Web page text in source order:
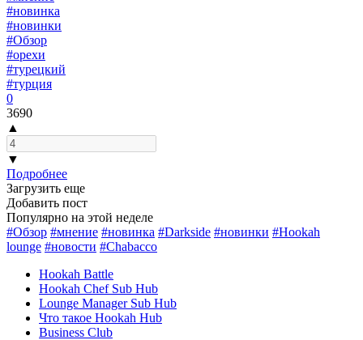
#новинка
#новинки
#Обзор
#орехи
#турецкий
#турция
0
3690
▲
▼
Подробнее
Загрузить еще
Добавить пост
Популярно на этой неделе
#Обзор #мнение #новинка #Darkside #новинки #Hookah
lounge #новости #Chabacco
Hookah Battle
Hookah Chef Sub Hub
Lounge Manager Sub Hub
Что такое Hookah Hub
Business Club